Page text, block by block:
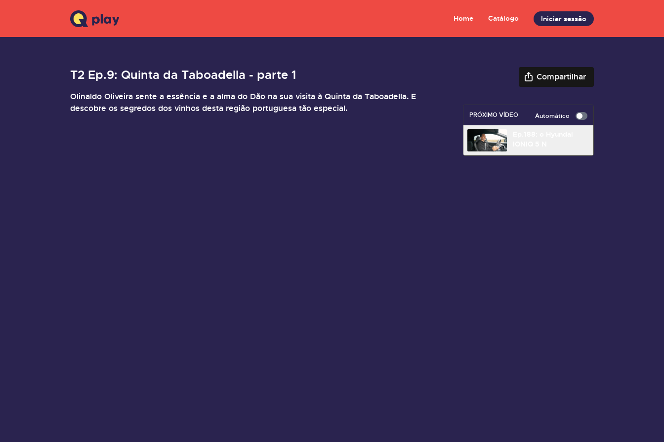
Home Catálogo Iniciar sessão
T2 Ep.9: Quinta da Taboadella - parte 1
Compartilhar
Olinaldo Oliveira sente a essência e a alma do Dão na sua visita à Quinta da Taboadella. E
descobre os segredos dos vinhos desta região portuguesa tão especial.
PRÓXIMO VÍDEO Automático